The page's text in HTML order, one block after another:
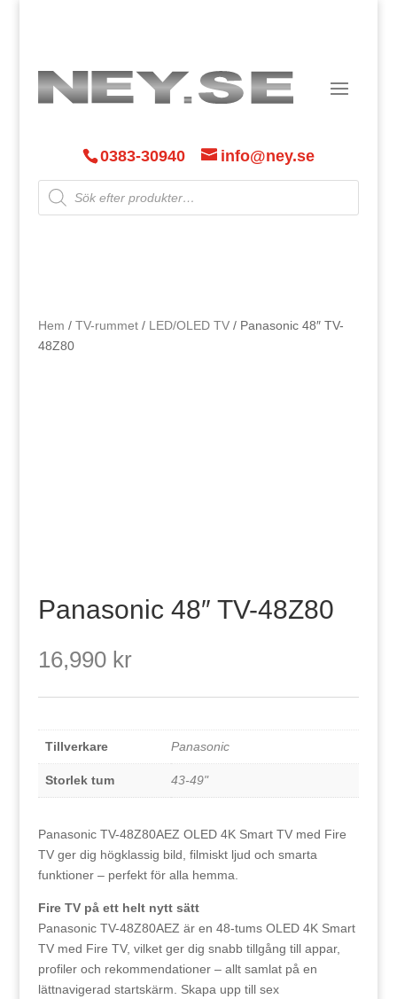
0383-30940 info@ney.se
Products
search
Hem / TV-rummet/ LED/OLED TV/ Panasonic 48″ TV-
48Z80
Panasonic 48″ TV-48Z80
16,990 kr
Tillverkare Panasonic
Storlek tum 43-49"
Panasonic TV-48Z80AEZ OLED 4K Smart TV med Fire
TV ger dig högklassig bild, filmiskt ljud och smarta
funktioner – perfekt för alla hemma.
Fire TV på ett helt nytt sätt
Panasonic TV-48Z80AEZ är en 48-tums OLED 4K Smart
TV med Fire TV, vilket ger dig snabb tillgång till appar,
profiler och rekommendationer – allt samlat på en
lättnavigerad startskärm. Skapa upp till sex